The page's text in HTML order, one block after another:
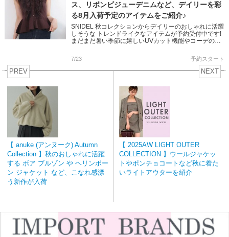
ス、リボンビジューデニムなど、デイリーを彩
る8月入荷予定のアイテムをご紹介♪
SNIDEL 秋コレクションからデイリーのおしゃれに活躍
しそうな トレンドライクなアイテムが予約受付中です!
まだまだ暑い季節に嬉しいUVカット機能やコーデの主
えるスタ […]
7/23 予約スタート
PREV
【 anuke (アンヌーク) Autumn
Collection 】秋のおしゃれに活躍
する ボア ブルゾン や ヘリンボー
ン ジャケット など、こなれ感漂
う新作が入荷
NEXT
【 2025AW LIGHT OUTER
COLLECTION 】ウールジャケッ
トやポンチョコートなど秋に着た
いライトアウターを紹介